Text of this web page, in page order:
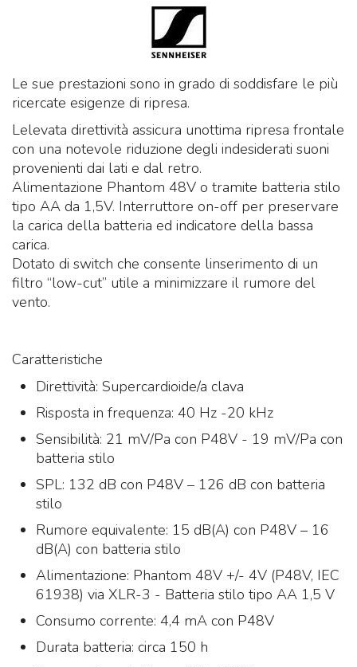
Le sue prestazioni sono in grado di soddisfare le più
ricercate esigenze di ripresa.
Lelevata direttività assicura unottima ripresa frontale
con una notevole riduzione degli indesiderati suoni
provenienti dai lati e dal retro.
Alimentazione Phantom 48V o tramite batteria stilo
tipo AA da 1,5V. Interruttore on-off per preservare
la carica della batteria ed indicatore della bassa
carica.
Dotato di switch che consente linserimento di un
filtro “low-cut” utile a minimizzare il rumore del
vento.
Caratteristiche
Direttività: Supercardioide/a clava
Risposta in frequenza: 40 Hz -20 kHz
Sensibilità: 21 mV/Pa con P48V - 19 mV/Pa con
batteria stilo
SPL: 132 dB con P48V – 126 dB con batteria
stilo
Rumore equivalente: 15 dB(A) con P48V – 16
dB(A) con batteria stilo
Alimentazione: Phantom 48V +/- 4V (P48V, IEC
61938) via XLR-3 - Batteria stilo tipo AA 1,5 V
Consumo corrente: 4,4 mA con P48V
Durata batteria: circa 150 h